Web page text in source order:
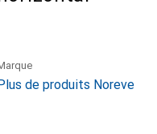
de produits Noreve